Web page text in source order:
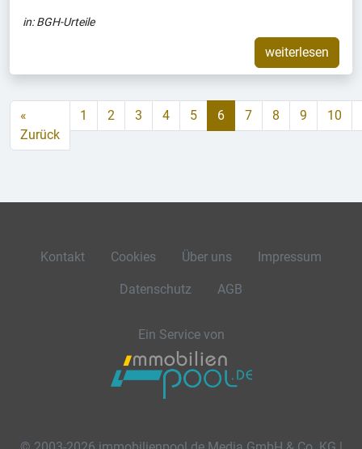
in:BGH-Urteile
weiterlesen
«
Zurück
1 2 3 4 5 6 7 8 9 10
Kontakt Cookies Über uns Impressum
Datenschutz AGB
Ein Service von